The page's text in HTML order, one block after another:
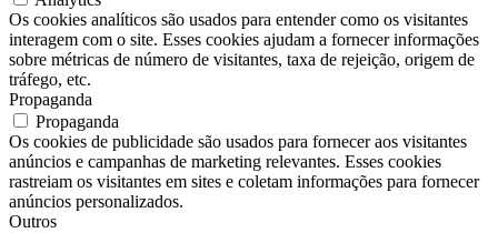
Os cookies analíticos são usados ​​para entender como os visitantes
interagem com o site. Esses cookies ajudam a fornecer informações
sobre métricas de número de visitantes, taxa de rejeição, origem de
tráfego, etc.
Propaganda
Propaganda
Os cookies de publicidade são usados ​​para fornecer aos visitantes
anúncios e campanhas de marketing relevantes. Esses cookies
rastreiam os visitantes em sites e coletam informações para fornecer
anúncios personalizados.
Outros